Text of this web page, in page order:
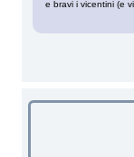
e bravi i vicentini (e